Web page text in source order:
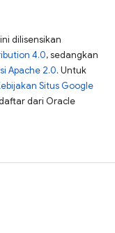
dilisensikan
4.0, sedangkan
Apache 2.0. Untuk
Situs Google
dari Oracle